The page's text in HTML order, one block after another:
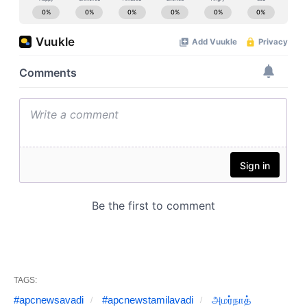
TAGS:
#apcnewsavadi #apcnewstamilavadi
அமர்நாத்